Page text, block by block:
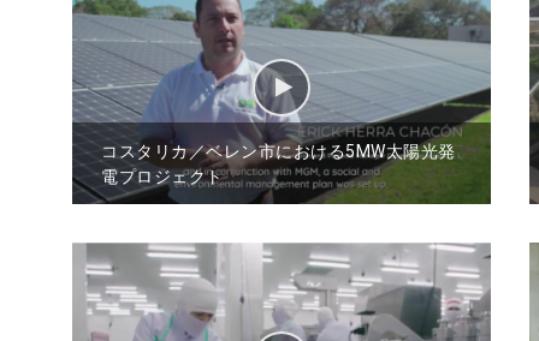
コスタリカ／ベレン市における5MW太陽光発
電プロジェクト
コスタリカ国グアナカスティ州ベレン市に、
大規模太陽光発電所を導入する事業。 導入し
た太陽光発電所の電力は、グアナカスティ州
の電力会社であるCoope Guanacaste社の顧